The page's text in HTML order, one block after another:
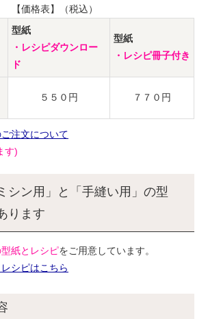
【価格表】（税込）
型紙
・レシピダウンロー
ド
型紙
・レシピ冊子付き
５５０円 ７７０円
注文について
す)
シン用」と「手縫い用」の型
ります
紙とレシピをご用意しています。
シピはこちら